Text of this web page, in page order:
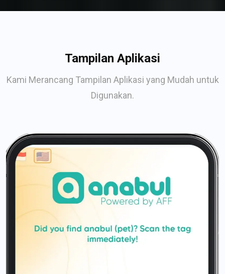
Tampilan Aplikasi
Kami Merancang Tampilan Aplikasi yang Mudah untuk
Digunakan.